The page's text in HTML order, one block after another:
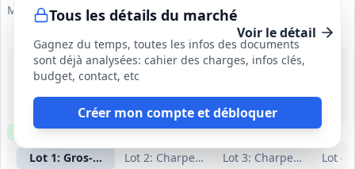
Tous les détails du marché
Gagnez du temps, toutes les infos des documents
sont déjà analysées: cahier des charges, infos clés,
budget, contact, etc
Créer mon compte et débloquer
Mairie de Mignières
Voir le détail
Lot 1: Gros-ŒuvreLot 2: Charpente bois
Lot 3: Charpente Lot 4
25 sept. 2026
Mignières (28)
12 mois (à partir d'octobre 2026)
Clause environnementale Échantillonsrequis